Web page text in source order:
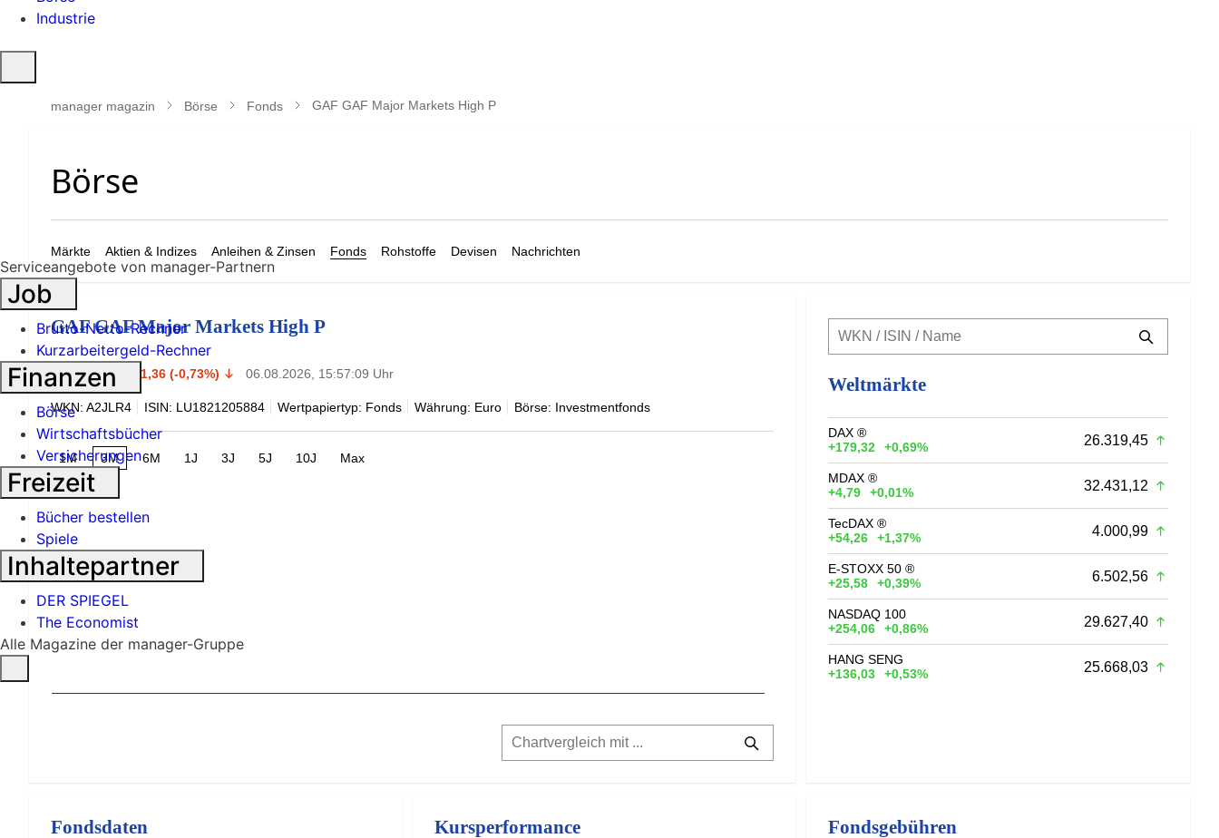
Industrie
öffnen
manager magazin Börse Fonds GAF GAF Major Markets High P
Märkte Aktien & Indizes Anleihen & Zinsen Fonds Rohstoffe Devisen Nachrichten
GAF GAF Major Markets High P
183,75 -1,36 (-0,73%) 06.08.2026, 15:57:09 Uhr
WKN: A2JLR4 ISIN: LU1821205884 Wertpapiertyp: Fonds Währung: Euro Börse: Investmentfonds
1M 3M 6M 1J 3J 5J 10J Max
Weltmärkte
DAX ®
+179,32
+0,69% 26.319,45
MDAX ®
+4,79
+0,01% 32.431,12
TecDAX ®
+54,26
+1,37% 4.000,99
E-STOXX 50 ®
+25,58
+0,39% 6.502,56
NASDAQ 100
+254,06
+0,86% 29.627,40
HANG SENG
+136,03
+0,53% 25.668,03
Fondsdaten Kursperformance Fondsgebühren
Serviceangebote von manager-Partnern
Job
Brutto-Netto-Rechner
Kurzarbeitergeld-Rechner
Finanzen
Börse
Wirtschaftsbücher
Versicherungen
Freizeit
Bücher bestellen
Spiele
Inhaltepartner
DER SPIEGEL
The Economist
Alle Magazine der manager-Gruppe